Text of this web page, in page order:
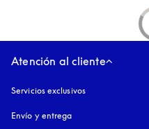
Atención al cliente
Servicios exclusivos
Envío y entrega